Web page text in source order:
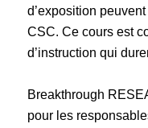
d’exposition
CSC. Ce cours est
d’instruction qui
Breakthrough
pour les